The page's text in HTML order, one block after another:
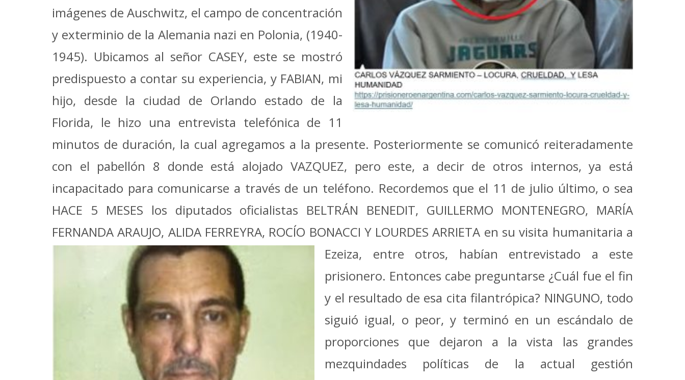
imágenes de Auschwitz, el campo de concentración
y exterminio de la Alemania nazi en Polonia, (1940-
1945). Ubicamos al señor CASEY, este se mostró
predispuesto a contar su experiencia, y FABIAN, mi
hijo, desde la ciudad de Orlando estado de la
Florida, le hizo una entrevista telefónica de 11
minutos de duración, la cual agregamos a la presente. Posteriormente se comunicó reiteradamente
con el pabellón 8 donde está alojado VAZQUEZ, pero este, a decir de otros internos, ya está
incapacitado para comunicarse a través de un teléfono. Recordemos que el 11 de julio último, o sea
HACE 5 MESES los diputados oficialistas BELTRÁN BENEDIT, GUILLERMO MONTENEGRO, MARÍA
FERNANDA ARAUJO, ALIDA FERREYRA, ROCÍO BONACCI Y LOURDES ARRIETA en su visita humanitaria a
Ezeiza, entre otros, habían entrevistado a este
prisionero. Entonces cabe preguntarse ¿Cuál fue el fin
y el resultado de esa cita filantrópica? NINGUNO, todo
siguió igual, o peor, y terminó en un escándalo de
proporciones que dejaron a la vista las grandes
mezquindades políticas de la actual gestión